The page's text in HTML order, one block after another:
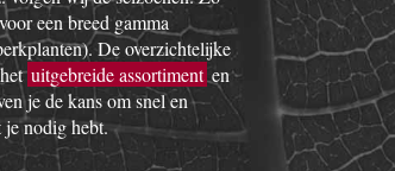
een breed gamma
De overzichtelijke
uitgebreide assortiment en
je de kans om snel en
nodig hebt.